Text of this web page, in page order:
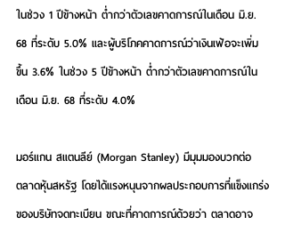
ในช่วง 1 ปีข้างหน้า ต่ำกว่าตัวเลขคาดการณ์ในเดือน มิ.ย.
68 ที่ระดับ 5.0% และผู้บริโภคคาดการณ์ว่าเงินเฟ้อจะเพิ่ม
ขึ้น 3.6% ในช่วง 5 ปีข้างหน้า ต่ำกว่าตัวเลขคาดการณ์ใน
เดือน มิ.ย. 68 ที่ระดับ 4.0%
มอร์แกน สแตนลีย์ (Morgan Stanley) มีมุมมองบวกต่อ
ตลาดหุ้นสหรัฐ โดยได้แรงหนุนจากผลประกอบการที่แข็งแกร่ง
ของบริษัทจดทะเบียน ขณะที่คาดการณ์ด้วยว่า ตลาดอาจ